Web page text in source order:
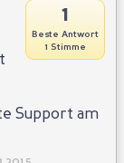
1
Beste Antwort
1 Stimme
Support am